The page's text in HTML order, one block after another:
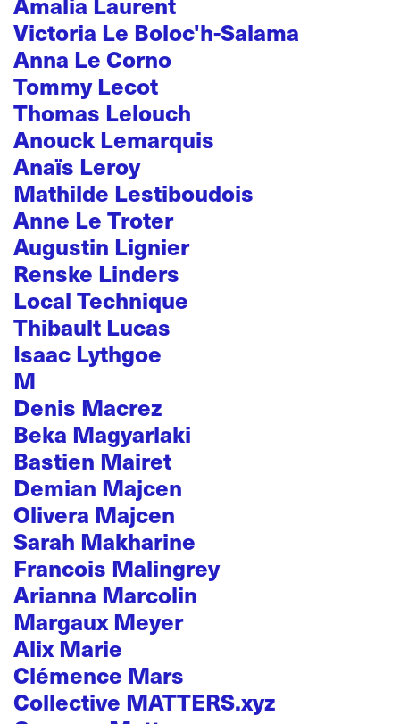
Victoria Le Boloc'h-Salama
Anna Le Corno
Tommy Lecot
Thomas Lelouch
Anouck Lemarquis
Anaïs Leroy
Mathilde Lestiboudois
Anne Le Troter
Augustin Lignier
Renske Linders
Local Technique
Thibault Lucas
Isaac Lythgoe
M
Denis Macrez
Beka Magyarlaki
Bastien Mairet
Demian Majcen
Olivera Majcen
Sarah Makharine
Francois Malingrey
Arianna Marcolin
Margaux Meyer
Alix Marie
Clémence Mars
Collective MATTERS.xyz